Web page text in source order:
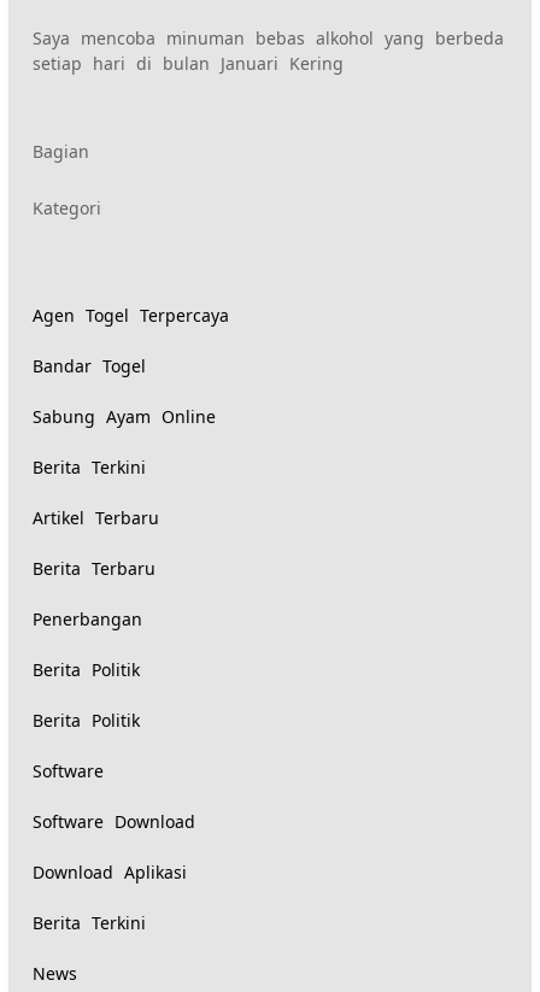
Saya mencoba minuman bebas alkohol yang berbeda
setiap hari di bulan Januari Kering
Konten
yang
diberi
tag
serupa:
Bagian
Kategori
Agen Togel Terpercaya
Bandar Togel
Sabung Ayam Online
Berita Terkini
Artikel Terbaru
Berita Terbaru
Penerbangan
Berita Politik
Berita Politik
Software
Software Download
Download Aplikasi
Berita Terkini
News